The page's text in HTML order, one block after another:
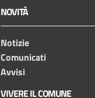
NOVITÀ
Notizie
Comunicati
Avvisi
VIVERE IL COMUNE